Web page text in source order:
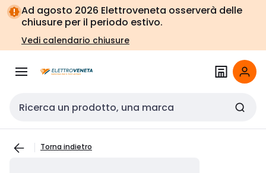
Vai alla
navigazione
Vai
alla
pagina
Ad agosto 2026 Elettroveneta osserverà delle
chiusure per il periodo estivo.
Vedi calendario chiusure
Cerca input
Torna indietro